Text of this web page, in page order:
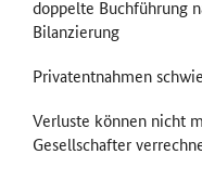
doppelte Buchführung
Bilanzierung
Privatentnahmen
Verluste können nicht
Gesellschafter